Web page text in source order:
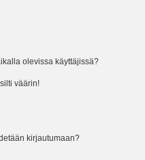
olevissa käyttäjissä?
väärin!
kirjautumaan?